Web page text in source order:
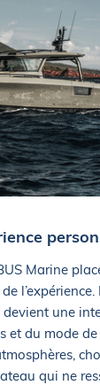
Marine
l’expérience.
une
et du mode de
qui ne